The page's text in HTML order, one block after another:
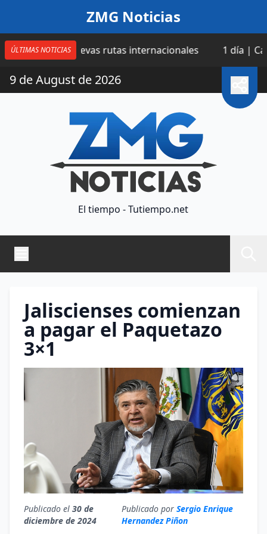
ZMG Noticias
ÚLTIMAS NOTICIAS
nuevas rutas internacionales 1 día | Catean
9 de August de 2026
El tiempo - Tutiempo.net
Jaliscienses comienzan
a pagar el Paquetazo
3×1
Publicado el 30 de
diciembre de 2024
Publicado porSergio Enrique
Hernandez Piñon